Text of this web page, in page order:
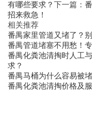
有哪些要求？ 下一篇：
招来救急！
相关推荐
番禺家里管道又堵了？
番禺管道堵塞不用愁！
番禺化粪池清掏时人工
求？
番禺马桶为什么容易被
番禺化粪池清掏价格及